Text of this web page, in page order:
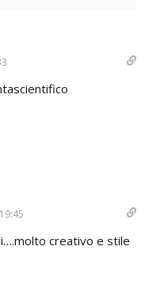
creativo e stile